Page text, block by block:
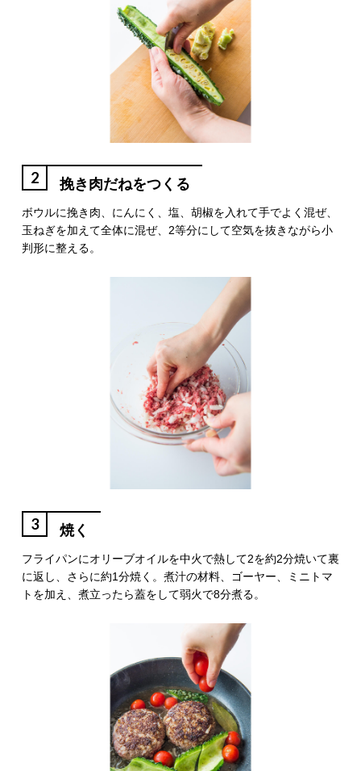
2 挽き肉だねをつくる
ボウルに挽き肉、にんにく、塩、胡椒を入れて手でよく混ぜ、
玉ねぎを加えて全体に混ぜ、2等分にして空気を抜きながら小
判形に整える。
3 焼く
フライパンにオリーブオイルを中火で熱して2を約2分焼いて裏
に返し、さらに約1分焼く。煮汁の材料、ゴーヤー、ミニトマ
トを加え、煮立ったら蓋をして弱火で8分煮る。